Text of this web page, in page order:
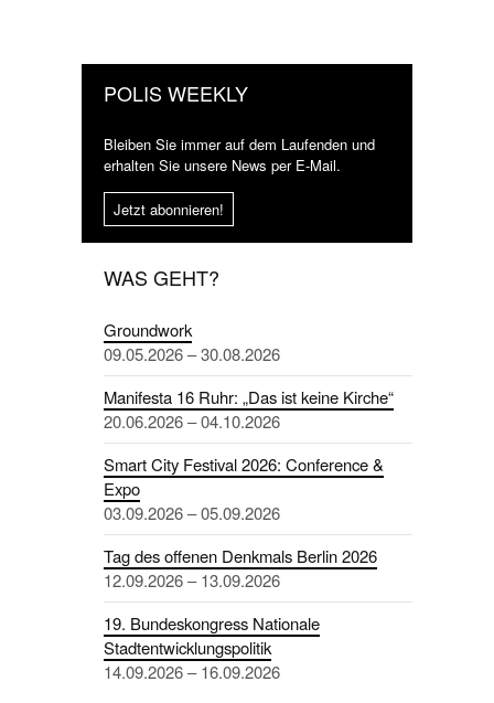
POLIS WEEKLY
Bleiben Sie immer auf dem Laufenden und
erhalten Sie unsere News per E-Mail.
Jetzt abonnieren!
WAS GEHT?
Groundwork
09.05.2026 – 30.08.2026
Manifesta 16 Ruhr: „Das ist keine Kirche“
20.06.2026 – 04.10.2026
Smart City Festival 2026: Conference &
Expo
03.09.2026 – 05.09.2026
Tag des offenen Denkmals Berlin 2026
12.09.2026 – 13.09.2026
19. Bundeskongress Nationale
Stadtentwicklungspolitik
14.09.2026 – 16.09.2026